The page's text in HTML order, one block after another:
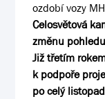
ozdobí vozy
Celosvětová
změnu
Již třetím
k podpoře
po celý